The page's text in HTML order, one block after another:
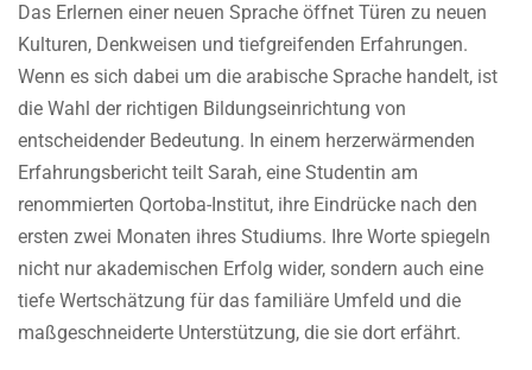
Das Erlernen einer neuen Sprache öffnet Türen zu neuen
Kulturen, Denkweisen und tiefgreifenden Erfahrungen.
Wenn es sich dabei um die arabische Sprache handelt, ist
die Wahl der richtigen Bildungseinrichtung von
entscheidender Bedeutung. In einem herzerwärmenden
Erfahrungsbericht teilt Sarah, eine Studentin am
renommierten Qortoba-Institut, ihre Eindrücke nach den
ersten zwei Monaten ihres Studiums. Ihre Worte spiegeln
nicht nur akademischen Erfolg wider, sondern auch eine
tiefe Wertschätzung für das familiäre Umfeld und die
maßgeschneiderte Unterstützung, die sie dort erfährt.